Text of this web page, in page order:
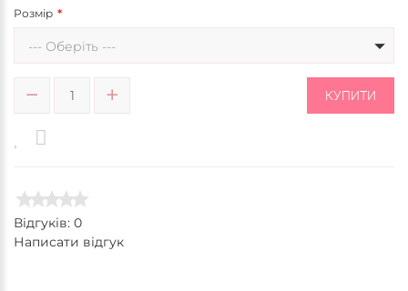
Розмір
--- Оберіть ---
КУПИТИ
Відгуків: 0
Написати відгук